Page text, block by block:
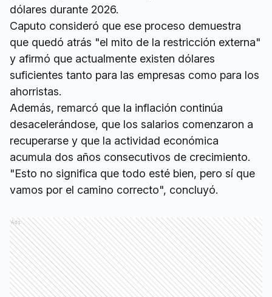
dólares durante 2026.
Caputo consideró que ese proceso demuestra
que quedó atrás "el mito de la restricción externa"
y afirmó que actualmente existen dólares
suficientes tanto para las empresas como para los
ahorristas.
Además, remarcó que la inflación continúa
desacelerándose, que los salarios comenzaron a
recuperarse y que la actividad económica
acumula dos años consecutivos de crecimiento.
"Esto no significa que todo esté bien, pero sí que
vamos por el camino correcto", concluyó.
Ads